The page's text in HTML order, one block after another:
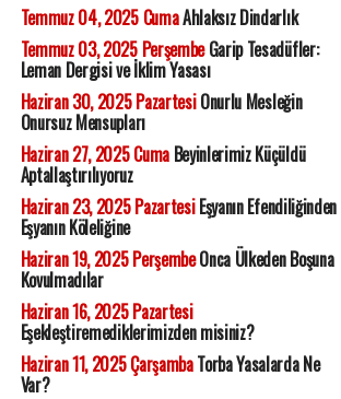
Temmuz 04, 2025 CumaAhlaksız Dindarlık
Temmuz 03, 2025 PerşembeGarip Tesadüfler:
Leman Dergisi ve İklim Yasası
Haziran 30, 2025 PazartesiOnurlu Mesleğin
Onursuz Mensupları
Haziran 27, 2025 CumaBeyinlerimiz Küçüldü
Aptallaştırılıyoruz
Haziran 23, 2025 PazartesiEşyanın Efendiliğinden
Eşyanın Köleliğine
Haziran 19, 2025 PerşembeOnca Ülkeden Boşuna
Kovulmadılar
Haziran 16, 2025 Pazartesi
Eşekleştiremediklerimizden misiniz?
Haziran 11, 2025 ÇarşambaTorba Yasalarda Ne
Var?